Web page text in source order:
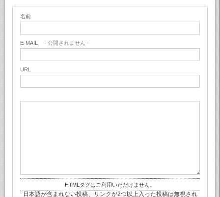
名前
E-MAIL - 公開されません -
URL
HTMLタグはご利用いただけません。
日本語が含まれない投稿、リンクが2つ以上入った投稿は無視され